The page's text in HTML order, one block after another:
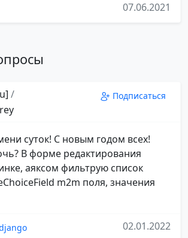
07.06.2021
/
Подписаться
суток! С новым годом всех!
В форме редактирования
аяксом фильтрую список
m2m поля, значения
02.01.2022